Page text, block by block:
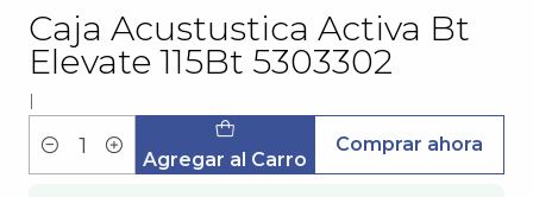
Caja Acustustica Activa Bt
Elevate 115Bt 5303302
|
Cantidad Agregar al Carro
Comprar ahora